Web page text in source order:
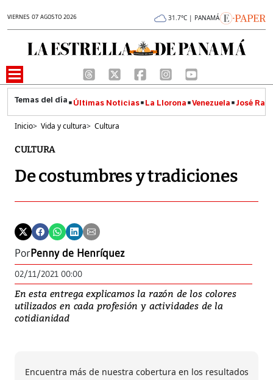
VIERNES 07 AGOSTO 2026 31.7°C | PANAMÁ
Últimas Noticias La Llorona Venezuela José
Inicio> Vida y cultura> Cultura
CULTURA
De costumbres y tradiciones
PorPenny de Henríquez
02/11/2021 00:00
En esta entrega explicamos la razón de los colores
utilizados en cada profesión y actividades de la
cotidianidad
Encuentra más de nuestra cobertura en los resultados